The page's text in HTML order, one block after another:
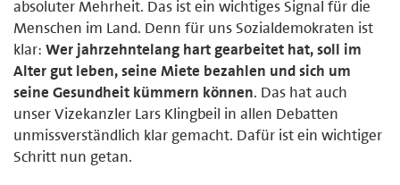
absoluter Mehrheit. Das ist ein wichtiges Signal für die
Menschen im Land. Denn für uns Sozialdemokraten ist
klar: Wer jahrzehntelang hart gearbeitet hat, soll im
Alter gut leben, seine Miete bezahlen und sich um
seine Gesundheit kümmern können. Das hat auch
unser Vizekanzler Lars Klingbeil in allen Debatten
unmissverständlich klar gemacht. Dafür ist ein wichtiger
Schritt nun getan.